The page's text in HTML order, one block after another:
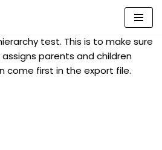
test. This is to make sure
parents and children
come first in the export file.